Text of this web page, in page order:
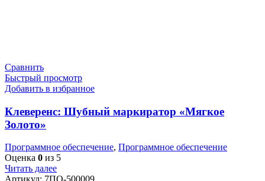
Сравнить
Быстрый просмотр
Добавить в избранное
Клеверенс: Шубный маркиратор «Мягкое
Золото»
Программное обеспечение, Программное обеспечение
Оценка 0 из 5
Читать далее